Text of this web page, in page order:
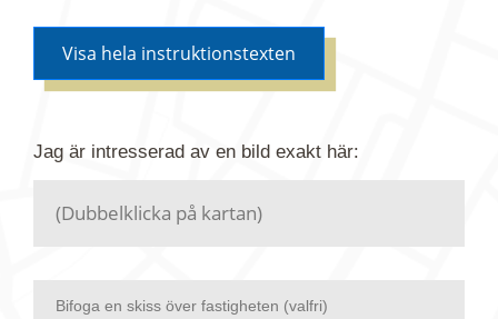
Visa hela instruktionstexten
förfrågan. Vi har flera miljoner bilder i vårt arkiv
Jag är intresserad av en bild exakt här:
Bifoga en skiss över fastigheten (valfri)